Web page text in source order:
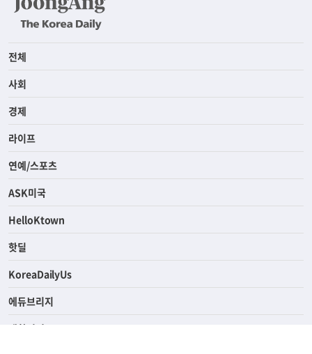
전체
사회
경제
라이프
연예/스포츠
ASK미국
HelloKtown
핫딜
KoreaDailyUs